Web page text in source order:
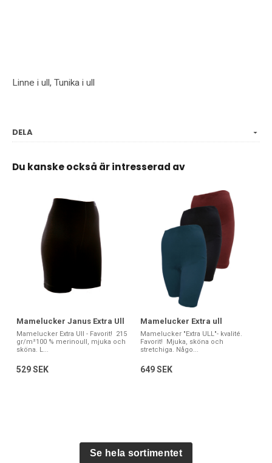
Linne i ull, Tunika i ull
DELA
Du kanske också är intresserad av
Mamelucker Janus Extra Ull
Mamelucker Extra Ull - Favorit! 215
gr/m²100 % merinoull, mjuka och
sköna. L...
529 SEK
Mamelucker Extra ull
Mamelucker "Extra ULL"- kvalité.
Favorit! Mjuka, sköna och
stretchiga. Någo...
649 SEK
Se hela sortimentet